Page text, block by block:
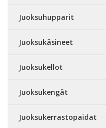
Juoksuhupparit
Juoksukäsineet
Juoksukellot
Juoksukengät
Juoksukerrastopaidat